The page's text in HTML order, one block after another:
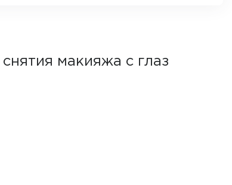
макияжа с глаз